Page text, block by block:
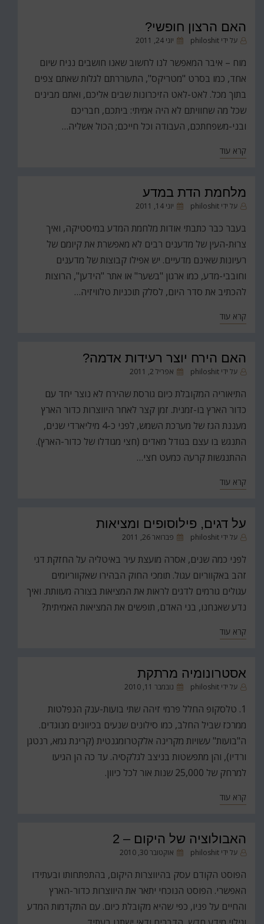
האם הרצון חופשי?
על ידי philoshit
פורסם
יוני 24, 2011
מוח – איבר המאפשר לנו לחשוב שאנו חושבים נניח שיום
אחד, כמו בסרט "מטריקס", התעוררתם לגלות שאתם צפים
בתוך מכל. לאט-לאט הזיכרונות שבים אליכם, ואתם מבינים
שכל מה שחוויתם לא היה אמיתי: ביתכם, חבריכם
ובני-משפחתכם, העבודה וכל חייכם; הכול אשליה…
קרא עוד
מלחמת הדת במדע
על ידי philoshit
פורסם
יוני 14, 2011
בעבר כבר כתבתי אודות מלחמת המדע במיסטיקה, ואיך
צרוּת-העין של מדענים רבים לא מאפשרת את קיומם של
רעיונות שאינם מדעיים. יש אפילו קבוצות של מדענים
וחובבי-מדע, כמו ארגון "בשער" או אתר "הידען", הרוצות
להכתיב את סדר היום, לסלק תוכניות טלוויזיה…
קרא עוד
האם הירח יוצר רעידות אדמה?
על ידי philoshit
פורסםאפריל 2, 2011
התיאוריה המקובלת כיום גורסת שהירח לא נוצר יחד עם
כדור הארץ בו-זמנית. זמן קצר לאחר היווצרות כדור הארץ
מעננת הגז של מערכת השמש, לפני כ-4 מיליארדי שנים,
התנגש בו עצם בגודל מאדים (חצי מגודלו של כדור-הארץ).
ההתנגשות קרעה כמעט חצי…
קרא עוד
על דגים, פילוסופים ומציאות
על ידי philoshit
פורסםפברואר 26, 2011
לפני כמה שנים, אסרה מועצת עיר באיטליה על החזקת דגי
זהב באקווריום עגול. תומכי החוק הבהירו שאקווריומים
עגולים גורמים לדגים לראות את המציאות בצורה מעוותת. ואיך
נדע שאנחנו, בני האדם, תופשים את המציאות האמיתית?
קרא עוד
אסטרונומיה מרתקת
על ידי philoshit
פורסםנובמבר 11, 2010
1. טלסקופ החלל פרמי זיהה שתי בועות-ענק הנפלטות
ממרכז שביל החלב, כמו סילונים שנעים בכיוונים מנוגדים.
ה"בועות" עשויות מקרינה אלקטרומגנטית (קרינת גמא, רנטגן
ורדיו), והן מתפשטות בניצב לגלקסיה. עד כה הן הגיעו
למרחק של 25,000 שנות אור לכל כיוון.
קרא עוד
האבולוציה של היקום – 2
על ידי philoshit
פורסםאוקטובר 30, 2010
הפוסט הקודם עסק בהיווצרות היקום, בהתפתחותו ובעתידו
האפשרי. הפוסט הנוכחי יתאר את היווצרות כדור-הארץ
והחיים על פניו, כפי שהיא מקובלת כיום. עם התקדמות המדע